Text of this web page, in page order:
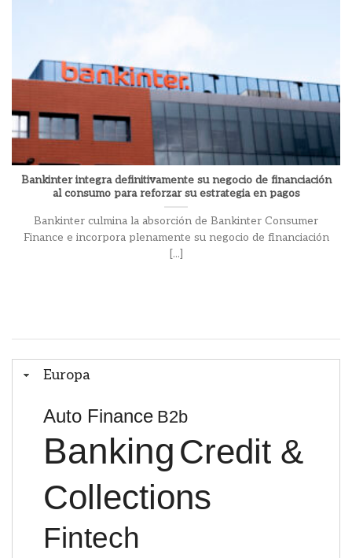
Europa
Auto Finance B2b
Banking Credit &
Collections
Fintech
Bankinter integra definitivamente su negocio de financiación
al consumo para reforzar su estrategia en pagos
Bankinter culmina la absorción de Bankinter Consumer
Finance e incorpora plenamente su negocio de financiación
[...]